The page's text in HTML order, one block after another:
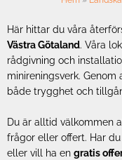
Här hittar du våra
Västra Götaland. Våra
rådgivning och
minireningsverk.
både trygghet och
Du är alltid välkommen
frågor eller offert. Har
eller vill ha en gratis